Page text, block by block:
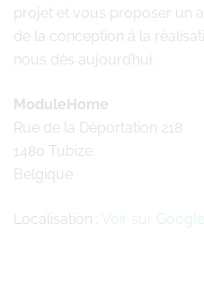
projet et vous proposer un
de la conception à la
nous dès aujourd’hui.
ModuleHome
Rue de la Déportation 218
1480 Tubize
Belgique
Localisation : Voir sur